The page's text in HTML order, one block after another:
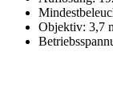
Objektiv: 3,7